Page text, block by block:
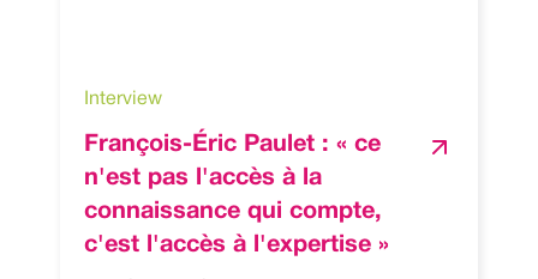
Interview
François-Éric Paulet : « ce
n'est pas l'accès à la
connaissance qui compte,
c'est l'accès à l'expertise »